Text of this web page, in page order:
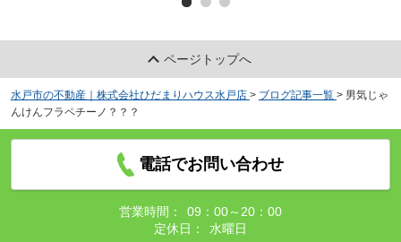
ページトップへ
水戸市の不動産｜株式会社ひだまりハウス水戸店 > ブログ記事一覧 > 男気じゃ
んけんフラペチーノ？？？
電話でお問い合わせ
営業時間：
09：00～20：00
定休日：
水曜日